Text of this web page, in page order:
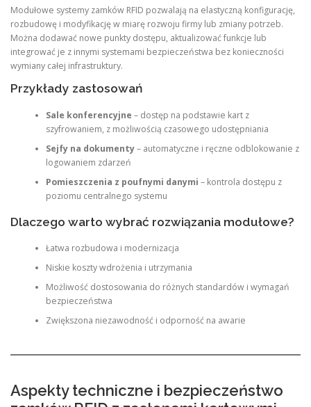
Modułowe systemy zamków RFID pozwalają na elastyczną konfigurację,
rozbudowę i modyfikację w miarę rozwoju firmy lub zmiany potrzeb.
Można dodawać nowe punkty dostępu, aktualizować funkcje lub
integrować je z innymi systemami bezpieczeństwa bez konieczności
wymiany całej infrastruktury.
Przykłady zastosowań
Sale konferencyjne – dostęp na podstawie kart z
szyfrowaniem, z możliwością czasowego udostępniania
Sejfy na dokumenty– automatyczne i ręczne odblokowanie z
logowaniem zdarzeń
Pomieszczenia z poufnymi danymi – kontrola dostępu z
poziomu centralnego systemu
Dlaczego warto wybrać rozwiązania modułowe?
Łatwa rozbudowa i modernizacja
Niskie koszty wdrożenia i utrzymania
Możliwość dostosowania do różnych standardów i wymagań
bezpieczeństwa
Zwiększona niezawodność i odporność na awarie
Aspekty techniczne i bezpieczeństwo